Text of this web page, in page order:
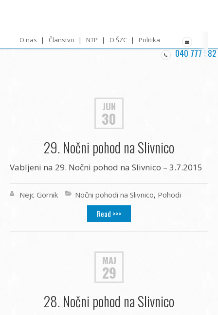
O nas Članstvo NTP O ŠZC Politika zasebnosti
040 777 582
JUN
30
29. Nočni pohod na Slivnico
Vabljeni na 29. Nočni pohod na Slivnico – 3.7.2015
Nejc Gornik Nočni pohodi na Slivnico, Pohodi
Read >>>
MAJ
29
28. Nočni pohod na Slivnico